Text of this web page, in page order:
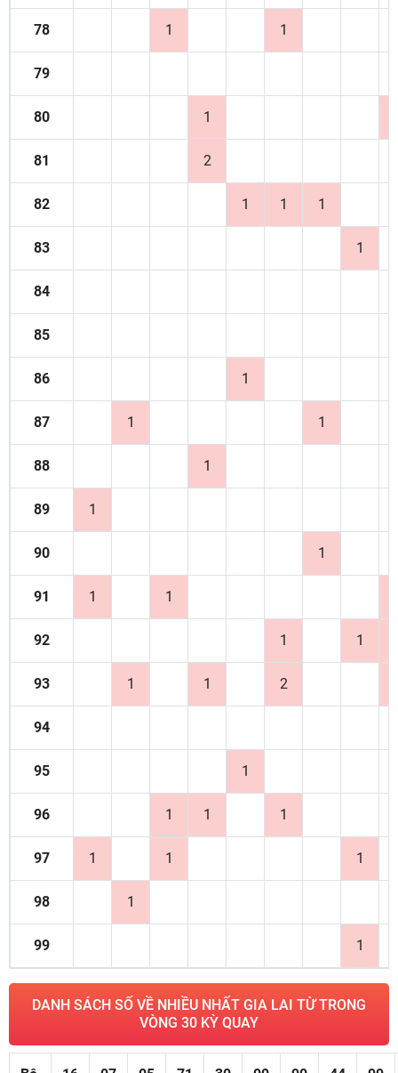
78 1 1
79
80 1
81 2
82 1 1 1
83 1
84
85
86 1
87 1 1
88 1
89 1
90 1
91 1 1
92 1 1
93 1 1 2
94
95 1
96 1 1 1
97 1 1 1
98 1
99 1
DANH SÁCH SỐ VỀ NHIỀU NHẤT GIA LAI TỪ TRONG
VÒNG 30 KỲ QUAY